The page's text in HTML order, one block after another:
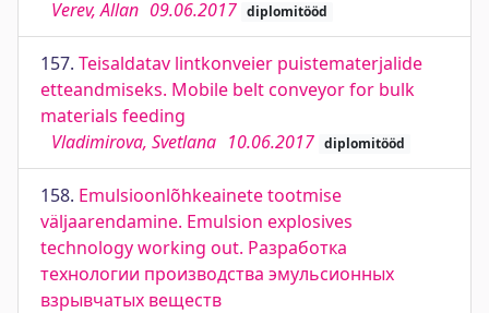
Verev, Allan 09.06.2017 diplomitööd
157. Teisaldatav lintkonveier puistematerjalide
etteandmiseks. Mobile belt conveyor for bulk
materials feeding
Vladimirova, Svetlana 10.06.2017 diplomitööd
158. Emulsioonlõhkeainete tootmise
väljaarendamine. Emulsion explosives
technology working out. Разработка
технологии производства эмульсионных
взрывчатых веществ